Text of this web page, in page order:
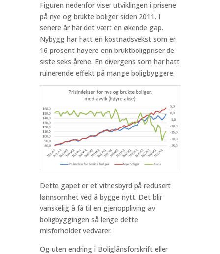
Figuren nedenfor viser utviklingen i prisene
på nye og brukte boliger siden 2011. I
senere år har det vært en økende gap.
Nybygg har hatt en kostnadsvekst som er
16 prosent høyere enn bruktboligpriser de
siste seks årene. En divergens som har hatt
ruinerende effekt på mange boligbyggere.
Dette gapet er et vitnesbyrd på redusert
lønnsomhet ved å bygge nytt. Det blir
vanskelig å få til en gjenoppliving av
boligbyggingen så lenge dette
misforholdet vedvarer.
Og uten endring i Boliglånsforskrift eller